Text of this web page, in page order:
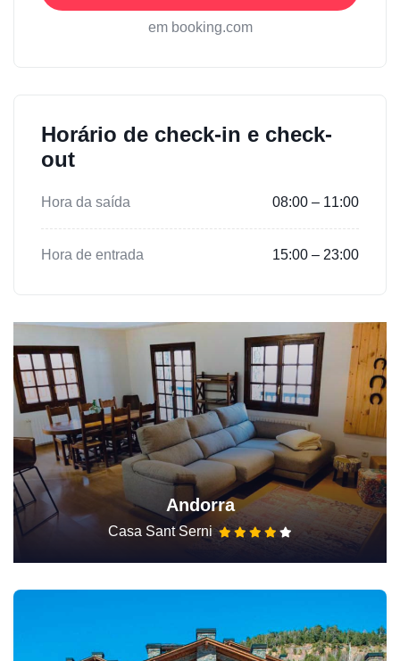
em booking.com
Horário de check-in e check-
out
Hora da saída 08:00 – 11:00
Hora de entrada 15:00 – 23:00
Andorra
Casa Sant Serni